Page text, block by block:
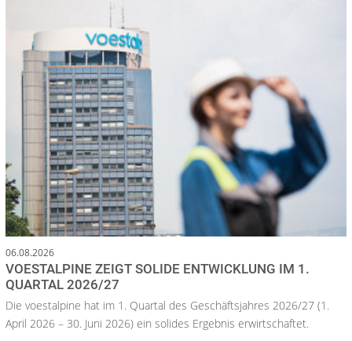
06.08.2026
VOESTALPINE ZEIGT SOLIDE ENTWICKLUNG IM 1.
QUARTAL 2026/27
Die voestalpine hat im 1. Quartal des Geschäftsjahres 2026/27 (1.
April 2026 – 30. Juni 2026) ein solides Ergebnis erwirtschaftet.